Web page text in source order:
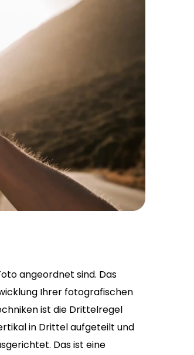
angeordnet sind. Das
Ihrer fotografischen
ist die Drittelregel
in Drittel aufgeteilt und
Das ist eine